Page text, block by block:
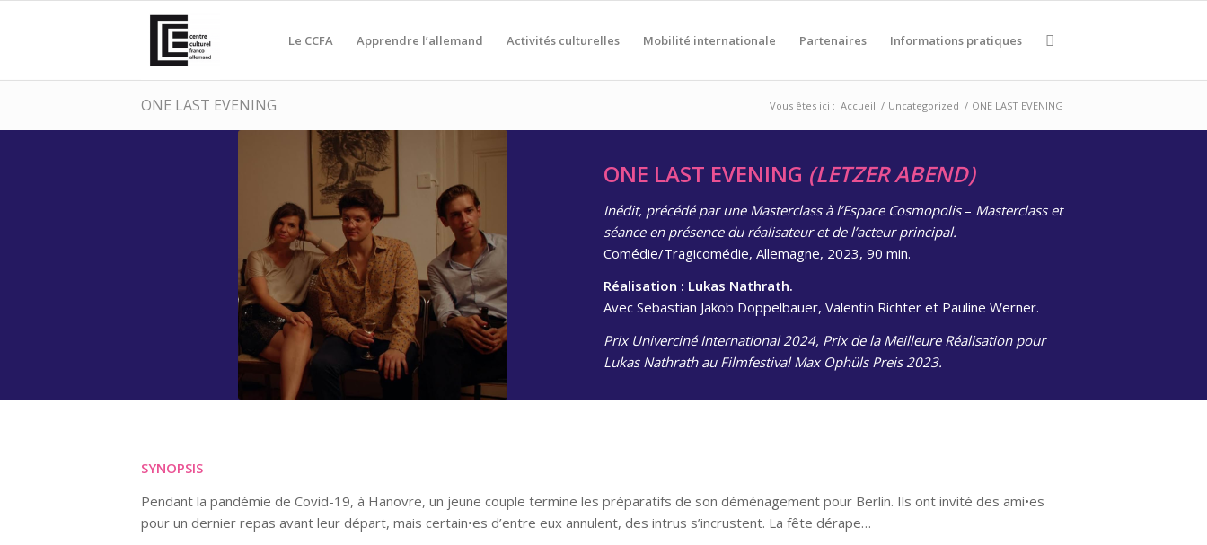
Le CCFA Apprendre l’allemand Activités culturelles Mobilité internationale Partenaires Informations pratiques
ONE LAST EVENING Vous êtes ici : Accueil / Uncategorized / ONE LAST EVENING
ONE LAST EVENING (LETZER ABEND)
Inédit, précédé par une Masterclass à l’Espace Cosmopolis– Masterclass et
séance en présence du réalisateur et de l’acteur principal.
Comédie/Tragicomédie, Allemagne, 2023, 90 min.
Réalisation : Lukas Nathrath.
Avec Sebastian Jakob Doppelbauer, Valentin Richter et Pauline Werner.
Prix Univerciné International 2024, Prix de la Meilleure Réalisation pour
Lukas Nathrath au Filmfestival Max Ophüls Preis 2023.
SYNOPSIS
Pendant la pandémie de Covid-19, à Hanovre, un jeune couple termine les préparatifs de son déménagement pour Berlin. Ils ont invité des ami•es
pour un dernier repas avant leur départ, mais certain•es d’entre eux annulent, des intrus s’incrustent. La fête dérape…